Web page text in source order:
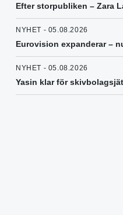
Efter storpubliken – Zara
NYHET - 05.08.2026
Eurovision expanderar –
NYHET - 05.08.2026
Yasin klar för